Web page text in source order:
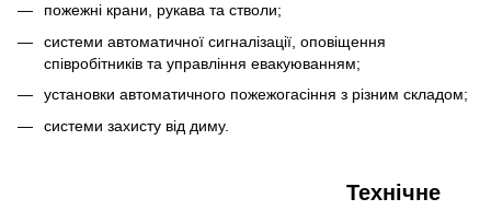
пожежні крани, рукава та стволи;
системи автоматичної сигналізації, оповіщення
співробітників та управління евакуюванням;
установки автоматичного пожежогасіння з різним складом;
системи захисту від диму.
Технічне